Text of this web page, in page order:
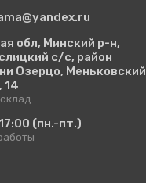
обл, Минский р-н,
с/с, район
Озерцо, Меньковский
14
(пн.-пт.)